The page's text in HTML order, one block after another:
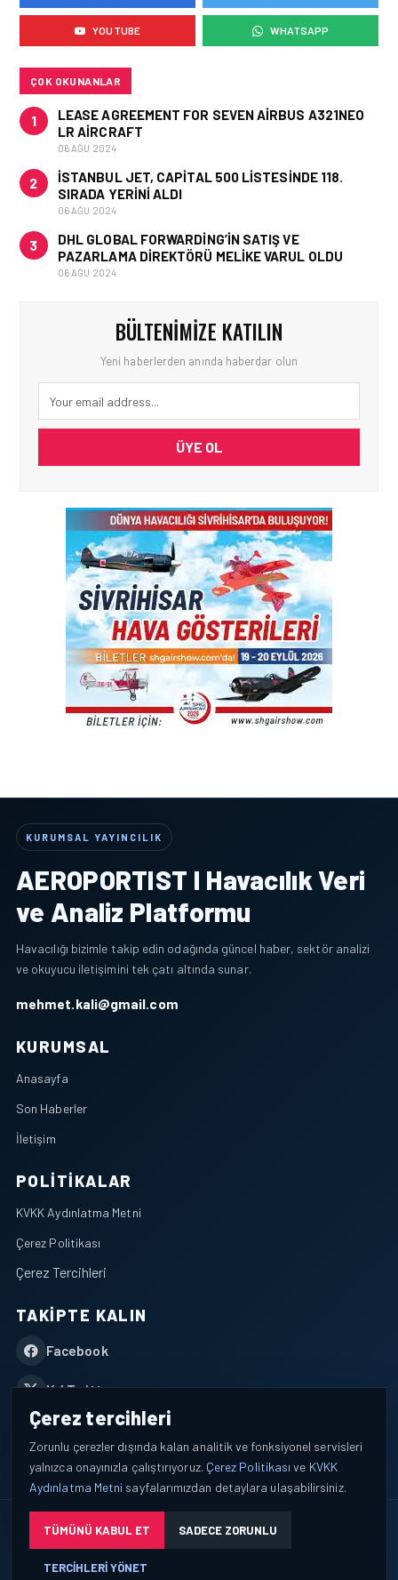
AIRBUS A320NEO
UÇAKLARINDA YOLCU
BINIŞ SÜREÇLERI
YOUTUBE WHATSAPP
ÇOK OKUNANLAR
1
LEASE AGREEMENT FOR SEVEN AIRBUS A321NEO
LR AIRCRAFT
06 AĞU 2024
2
İSTANBUL JET, CAPITAL 500 LISTESINDE 118.
SIRADA YERINI ALDI
06 AĞU 2024
3
DHL GLOBAL FORWARDING’IN SATIŞ VE
PAZARLAMA DIREKTÖRÜ MELIKE VARUL OLDU
06 AĞU 2024
BÜLTENIMIZE KATILIN
Yeni haberlerden anında haberdar olun
ÜYE OL
KURUMSAL YAYINCILIK
AEROPORTIST I Havacılık Veri
ve Analiz Platformu
Havacılığı bizimle takip edin odağında güncel haber, sektör analizi
ve okuyucu iletişimini tek çatı altında sunar.
mehmet.kali@gmail.com
KURUMSAL
Anasayfa
Son Haberler
İletişim
POLITIKALAR
KVKK Aydınlatma Metni
Çerez Politikası
Çerez Tercihleri
TAKIPTE KALIN
Facebook
X / Twitter
YouTube
WhatsApp
© 2026 AEROPORTIST I Havacılık Veri ve Analiz Platformu. Tüm
Okuyucu verileri yalnızca açık bilgilendirme ve tercih yönetimi
Çerez tercihleri
Zorunlu çerezler dışında kalan analitik ve fonksiyonel servisleri
yalnızca onayınızla çalıştırıyoruz. Çerez Politikası ve KVKK
Aydınlatma Metni sayfalarımızdan detaylara ulaşabilirsiniz.
TÜMÜNÜ KABUL ET SADECE ZORUNLU
TERCIHLERI YÖNET